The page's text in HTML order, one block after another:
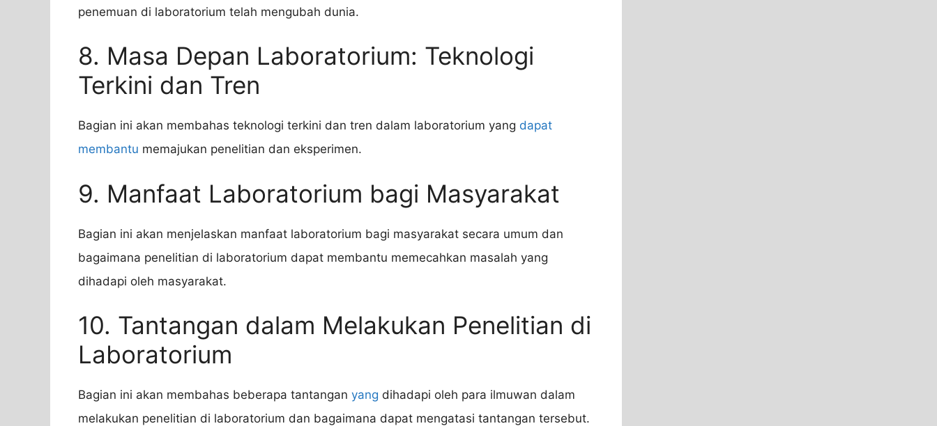
penemuan di laboratorium telah mengubah dunia.
8. Masa Depan Laboratorium: Teknologi
Terkini dan Tren
Bagian ini akan membahas teknologi terkini dan tren dalam laboratorium yang dapat
membantu memajukan penelitian dan eksperimen.
9. Manfaat Laboratorium bagi Masyarakat
Bagian ini akan menjelaskan manfaat laboratorium bagi masyarakat secara umum dan
bagaimana penelitian di laboratorium dapat membantu memecahkan masalah yang
dihadapi oleh masyarakat.
10. Tantangan dalam Melakukan Penelitian di
Laboratorium
Bagian ini akan membahas beberapa tantangan yang dihadapi oleh para ilmuwan dalam
melakukan penelitian di laboratorium dan bagaimana dapat mengatasi tantangan tersebut.